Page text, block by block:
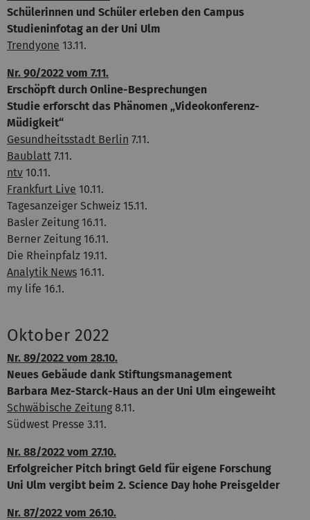
Schülerinnen und Schüler erleben den Campus
Studieninfotag an der Uni Ulm
Trendyone 13.11.
Nr. 90/2022 vom 7.11.
Erschöpft durch Online-Besprechungen
Studie erforscht das Phänomen „Videokonferenz-
Müdigkeit“
Gesundheitsstadt Berlin 7.11.
Baublatt 7.11.
ntv 10.11.
Frankfurt Live 10.11.
Tagesanzeiger Schweiz 15.11.
Basler Zeitung 16.11.
Berner Zeitung 16.11.
Die Rheinpfalz 19.11.
Analytik News 16.11.
my life 16.1.
Oktober 2022
Nr. 89/2022 vom 28.10.
Neues Gebäude dank Stiftungsmanagement
Barbara Mez-Starck-Haus an der Uni Ulm eingeweiht
Schwäbische Zeitung 8.11.
Südwest Presse 3.11.
Nr. 88/2022 vom 27.10.
Erfolgreicher Pitch bringt Geld für eigene Forschung
Uni Ulm vergibt beim 2. Science Day hohe Preisgelder
Nr. 87/2022 vom 26.10.